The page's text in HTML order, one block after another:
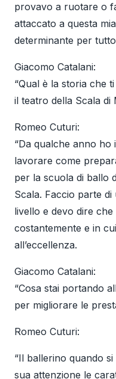
provavo a ruotare o
attaccato a questa
determinante per
Giacomo Catalani:
“Qual è la storia che
il teatro della Scala di
Romeo Cuturi:
“Da qualche anno
lavorare come
per la scuola di ballo
Scala. Faccio parte di
livello e devo dire
costantemente e in
all’eccellenza.
Giacomo Catalani:
“Cosa stai portando
per migliorare le
Romeo Cuturi:
“Il ballerino quando
sua attenzione le